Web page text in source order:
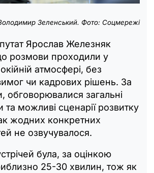
Зеленський. Фото: Соцмережі
Ярослав Железняк
розмови проходили у
атмосфері, без
чи кадрових рішень. За
обговорювалися загальні
та можливі сценарії розвитку
жодних конкретних
не озвучувалося.
була, за оцінкою
25-30 хвилин, тож як